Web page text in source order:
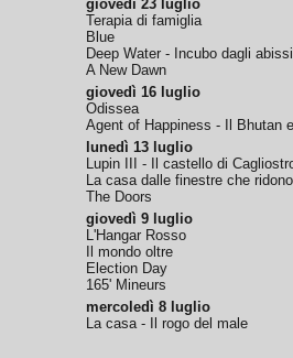
giovedì 23 luglio
Terapia di famiglia
Blue
Deep Water - Incubo dagli abissi
A New Dawn
giovedì 16 luglio
Odissea
Agent of Happiness - Il Bhutan
lunedì 13 luglio
Lupin III - Il castello di
La casa dalle finestre che ridono
The Doors
giovedì 9 luglio
L'Hangar Rosso
Il mondo oltre
Election Day
165' Mineurs
mercoledì 8 luglio
La casa - Il rogo del male